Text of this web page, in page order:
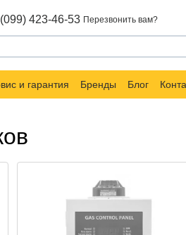
(099) 423-46-53 Перезвонить вам?
и гарантия Бренды Блог